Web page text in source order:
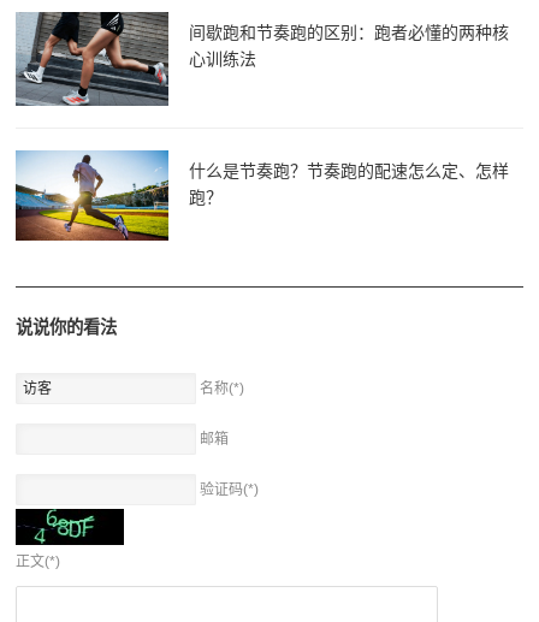
间歇跑和节奏跑的区别：跑者必懂的两种核
心训练法
什么是节奏跑？节奏跑的配速怎么定、怎样
跑？
说说你的看法
名称(*)
邮箱
验证码(*)
正文(*)